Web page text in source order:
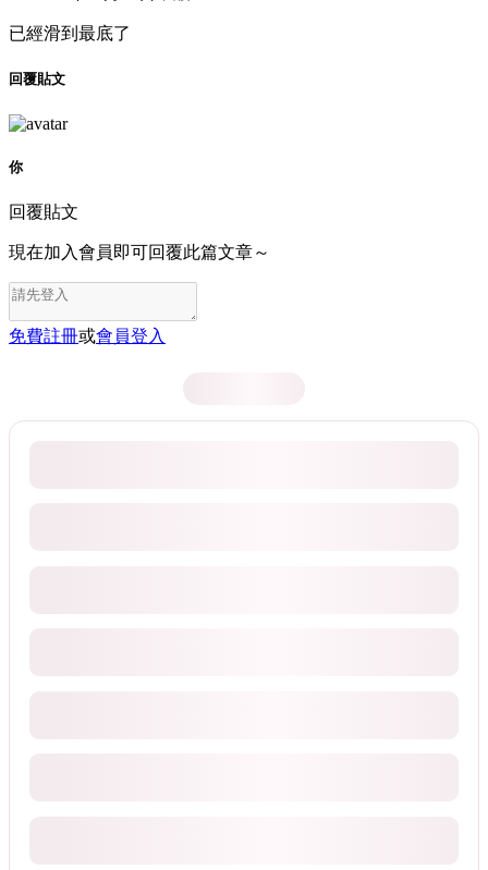
已經滑到最底了
回覆貼文
你
回覆貼文
現在加入會員即可回覆此篇文章～
免費註冊或會員登入